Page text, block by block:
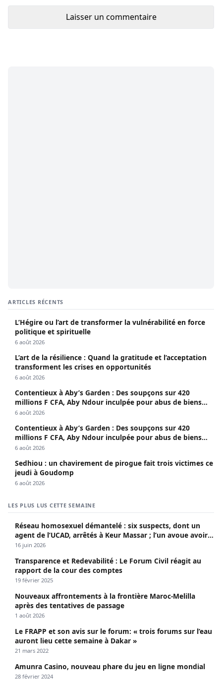
ARTICLES RÉCENTS
L’Hégire ou l’art de transformer la vulnérabilité en force
politique et spirituelle
6 août 2026
L’art de la résilience : Quand la gratitude et l’acceptation
transforment les crises en opportunités
6 août 2026
Contentieux à Aby’s Garden : Des soupçons sur 420
millions F CFA, Aby Ndour inculpée pour abus de biens
sociaux
6 août 2026
Contentieux à Aby’s Garden : Des soupçons sur 420
millions F CFA, Aby Ndour inculpée pour abus de biens
sociaux
6 août 2026
Sedhiou : un chavirement de pirogue fait trois victimes ce
jeudi à Goudomp
6 août 2026
LES PLUS LUS CETTE SEMAINE
Réseau homosexuel démantelé : six suspects, dont un
agent de l’UCAD, arrêtés à Keur Massar ; l’un avoue avoir
propagé le VIH depuis 2018
16 juin 2026
Transparence et Redevabilité : Le Forum Civil réagit au
rapport de la cour des comptes
19 février 2025
Nouveaux affrontements à la frontière Maroc-Melilla
après des tentatives de passage
1 août 2026
Le FRAPP et son avis sur le forum: « trois forums sur l’eau
auront lieu cette semaine à Dakar »
21 mars 2022
Amunra Casino, nouveau phare du jeu en ligne mondial
28 février 2024